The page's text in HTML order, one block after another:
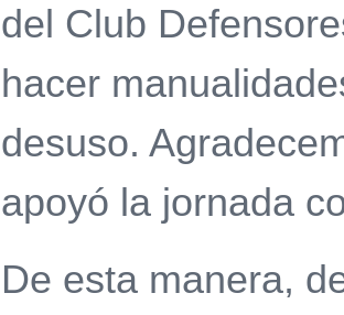
del Club
hacer
desuso.
apoyó la jornada
De esta manera,